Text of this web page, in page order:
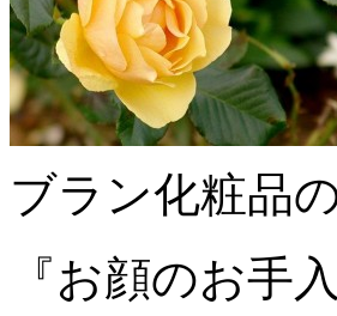
ブラン化粧品
『お顔のお手